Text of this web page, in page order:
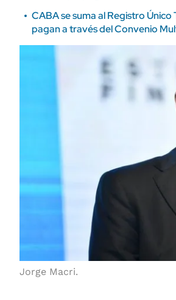
CABA se suma al Registro
pagan a través del Convenio
Jorge Macri.